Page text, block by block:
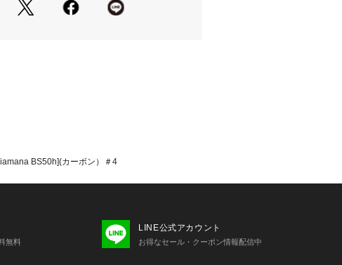
BS50h](カーボン）＃4
無料
LINE公式アカウント
お得なセール・クーポン情報配信中